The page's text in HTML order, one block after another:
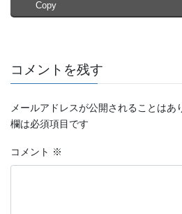
Copy
コメントを残す
メールアドレスが公開されることはあ
欄は必須項目です
コメント ※